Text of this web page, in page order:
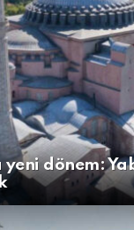
yeni dönem: